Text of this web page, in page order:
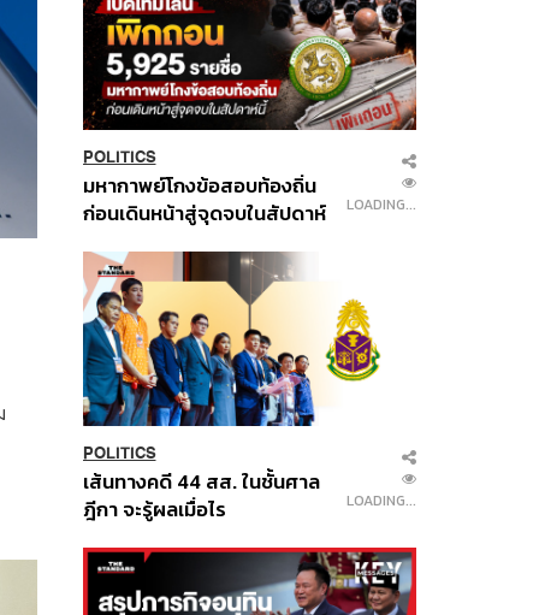
POLITICS
มหากาพย์โกงข้อสอบท้องถิ่น
ก่อนเดินหน้าสู่จุดจบในสัปดาห์
LOADING...
POLITICS
เส้นทางคดี 44 สส. ในชั้นศาล
ฎีกา จะรู้ผลเมื่อไร
LOADING...